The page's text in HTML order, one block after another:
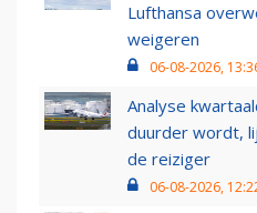
Lufthansa
weigeren
06-08-2026,
Analyse
duurder wordt,
de reiziger
06-08-2026,